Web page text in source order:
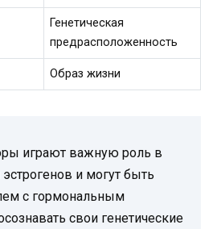
Генетическая
предрасположенность
Образ жизни
играют важную роль в
и могут быть
с гормональным
свои генетические